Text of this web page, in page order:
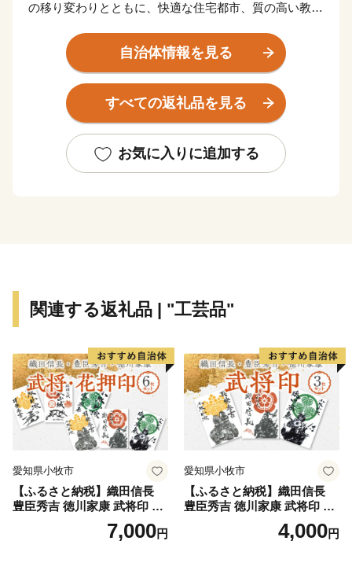
の移り変わりとともに、快適な住宅都市、質の高い教育
先人が築いた良き伝統を受け継ぎ、豊中市は今、中核市
として新たな時代を拓いています。
わたしたちは、過去から現在、そして未来へとつながる
人の絆を大切に、この地を訪れる人々が、そしてこのま
御存知ですか？
豊中市は・・・「音楽あふれるまち」 毎秋、まちのあ
地に本拠地を置く日本センチュリー交響楽団や大阪音楽
大学（庄内幸町）の協力のもと、およそ100イベントが
開催されます。
その他にも豊中市には魅力が盛りだくさんです。
願い申し上げます。
自治体情報を見る
すべての返礼品を見る
お気に入りに追加する
関連する返礼品 | "工芸品"
愛知県小牧市
【ふるさと納税】織田信長
豊臣秀吉 徳川家康 武将印 花
押印 6枚 セット イラスト 戦
国 武将 小牧山城 墨絵 龍画師
7,000円
愛知県小牧市
【ふるさと納税】織田信長
豊臣秀吉 徳川家康 武将印 3
枚 セット イラスト 戦国 武将
小牧山城 墨絵 龍画師 書道ア
4,000円